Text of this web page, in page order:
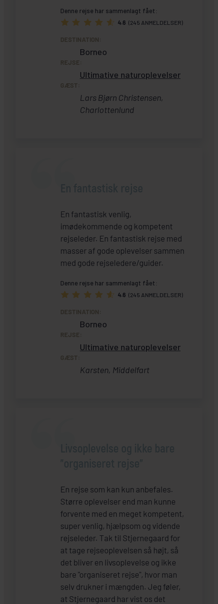
Denne rejse har sammenlagt fået:
4.6 (245 ANMELDELSER)
DESTINATION:
Borneo
REJSE:
Ultimative naturoplevelser
GÆST:
Lars Bjørn Christensen,
Charlottenlund
En fantastisk venlig,
imødekommende og kompetent
rejseleder. En fantastisk rejse med
masser af gode oplevelser sammen
med gode rejseledere/guider.
Denne rejse har sammenlagt fået:
4.6 (245 ANMELDELSER)
DESTINATION:
Borneo
REJSE:
Ultimative naturoplevelser
GÆST:
Karsten, Middelfart
En rejse som kan kun anbefales.
Større oplevelser end man kunne
forvente med en meget kompetent,
super venlig, hjælpsom og vidende
rejseleder. Tak til Stjernegaard for
at tage rejseoplevelsen så højt, så
det bliver en livsoplevelse og ikke
bare "organiseret rejse", hvor man
selv drukner i mængden. Jeg føler,
at Stjernegaard har vist os det